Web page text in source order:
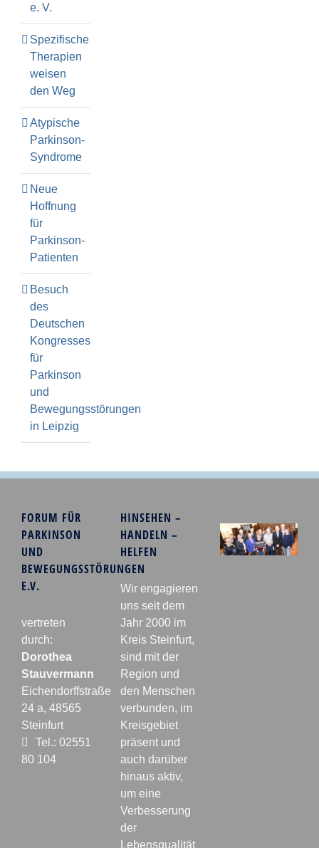
e. V.
Spezifische
Therapien
weisen
den Weg
Atypische
Parkinson-
Syndrome
Neue
Hoffnung
für
Parkinson-
Patienten
Besuch
des
Deutschen
Kongresses
für
Parkinson
und
Bewegungsstörungen
in Leipzig
FORUM FÜR
PARKINSON
UND
BEWEGUNGSSTÖRUNGEN
E.V.
vertreten
durch:
Dorothea
Stauvermann
Eichendorffstraße
24 a, 48565
Steinfurt
Tel.: 02551
80 104
HINSEHEN –
HANDELN –
HELFEN
Wir engagieren
uns seit dem
Jahr 2000 im
Kreis Steinfurt,
sind mit der
Region und
den Menschen
verbunden, im
Kreisgebiet
präsent und
auch darüber
hinaus aktiv,
um eine
Verbesserung
der
Lebensqualität